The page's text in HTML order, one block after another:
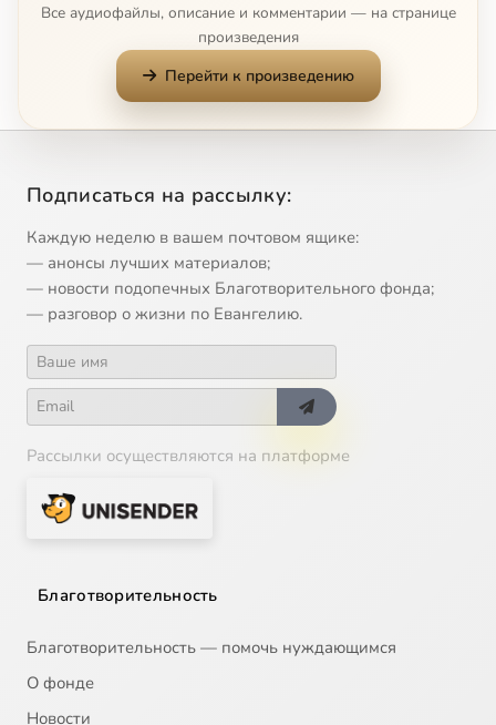
Все аудиофайлы, описание и комментарии — на странице
произведения
Перейти к произведению
Подписаться на рассылку:
Каждую неделю в вашем почтовом ящике:
— анонсы лучших материалов;
— новости подопечных Благотворительного фонда;
— разговор о жизни по Евангелию.
Рассылки осуществляются на платформе
Благотворительность
Благотворительность — помочь нуждающимся
О фонде
Новости